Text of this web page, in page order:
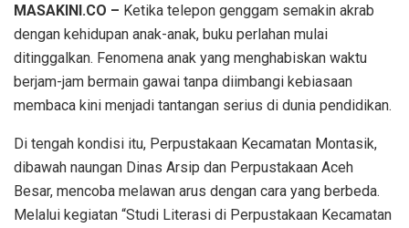
MASAKINI.CO – Ketika telepon genggam semakin akrab
dengan kehidupan anak-anak, buku perlahan mulai
ditinggalkan. Fenomena anak yang menghabiskan waktu
berjam-jam bermain gawai tanpa diimbangi kebiasaan
membaca kini menjadi tantangan serius di dunia pendidikan.
Di tengah kondisi itu, Perpustakaan Kecamatan Montasik,
dibawah naungan Dinas Arsip dan Perpustakaan Aceh
Besar, mencoba melawan arus dengan cara yang berbeda.
Melalui kegiatan “Studi Literasi di Perpustakaan Kecamatan